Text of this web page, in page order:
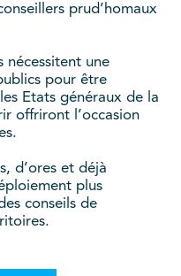
prud’homaux
nécessitent une
pour être
Etats généraux de la
offriront l’occasion
d’ores et déjà
plus
conseils de